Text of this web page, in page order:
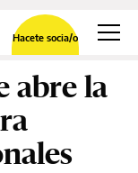
Hacete socia/o
abre la